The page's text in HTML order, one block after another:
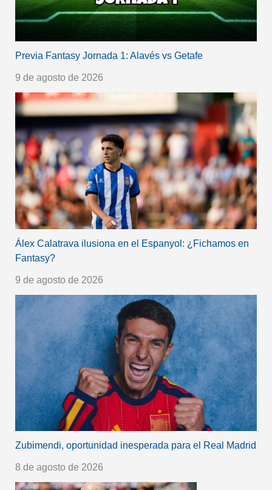
Previa Fantasy Jornada 1: Alavés vs Getafe
9 de agosto de 2026
Álex Calatrava ilusiona en el Espanyol: ¿Fichamos en
Fantasy?
9 de agosto de 2026
Zubimendi, oportunidad inesperada para el Real Madrid
8 de agosto de 2026